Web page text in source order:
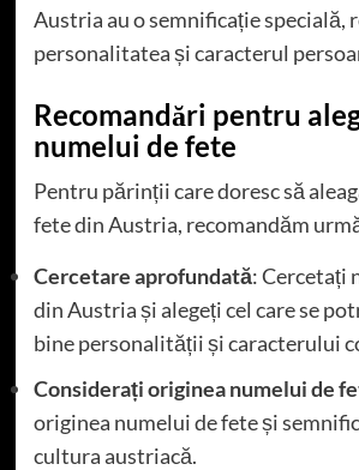
Austria au o semnificație specială,
personalitatea și caracterul
Recomandări pentru
numelui de fete
Pentru părinții care doresc să
fete din Austria, recomandăm
Cercetare aprofundată: Cercetați
din Austria și alegeți cel care se
bine personalității și caracterului
Considerați originea numelui de
originea numelui de fete și
cultura austriacă.